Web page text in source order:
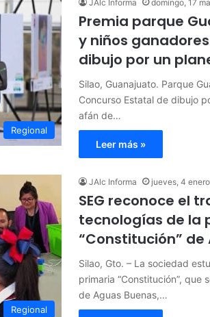
Regional
JAlc Informa domingo, 17
Premia parque
y niños
dibujo por un
Silao, Guanajuato. Parque
Concurso Estatal de dibujo
afán de…
Leer más »
Regional
JAlc Informa jueves, 4
SEG reconoce el
tecnologías de la
“Constitución” de
Silao, Gto. – La sociedad
primaria “Constitución”, que
de Aguas Buenas,…